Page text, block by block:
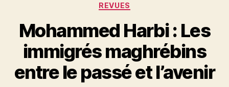
Catégories
REVUES
Mohammed Harbi : Les
immigrés maghrébins
entre le passé et l’avenir
a
S